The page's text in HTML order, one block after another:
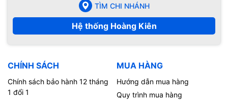
TÌM CHI NHÁNH
Hệ thống Hoàng Kiên
CHÍNH SÁCH
Chính sách bảo hành 12 tháng
1 đổi 1
MUA HÀNG
Hướng dẫn mua hàng
Quy trình mua hàng